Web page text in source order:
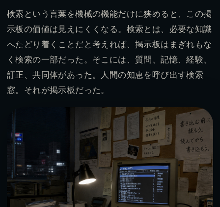
検索という言葉を機械の機能だけに狭めると、この掲
示板の価値は見えにくくなる。検索とは、必要な知識
へたどり着くことだと考えれば、掲示板はまぎれもな
く検索の一部だった。そこには、質問、記憶、経験、
訂正、共同体があった。人間の知恵を呼び出す検索
窓。それが掲示板だった。